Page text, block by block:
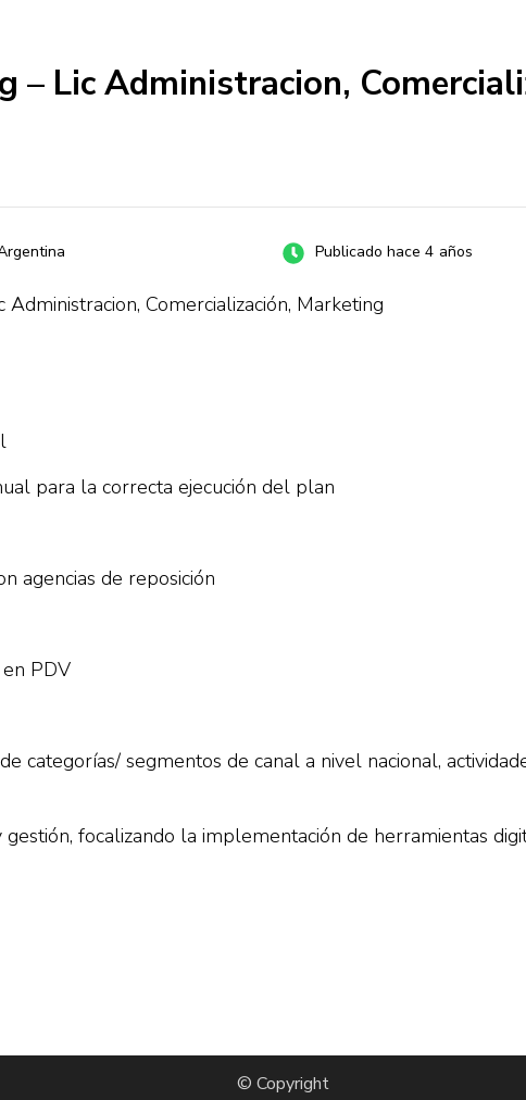
– Lic Administracion,
Publicado hace 4 años
Comercialización, Marketing
para la correcta ejecución del plan
agencias de reposición
PDV
categorías/ segmentos de canal a nivel nacional,
focalizando la implementación de herramientas
© Copyright